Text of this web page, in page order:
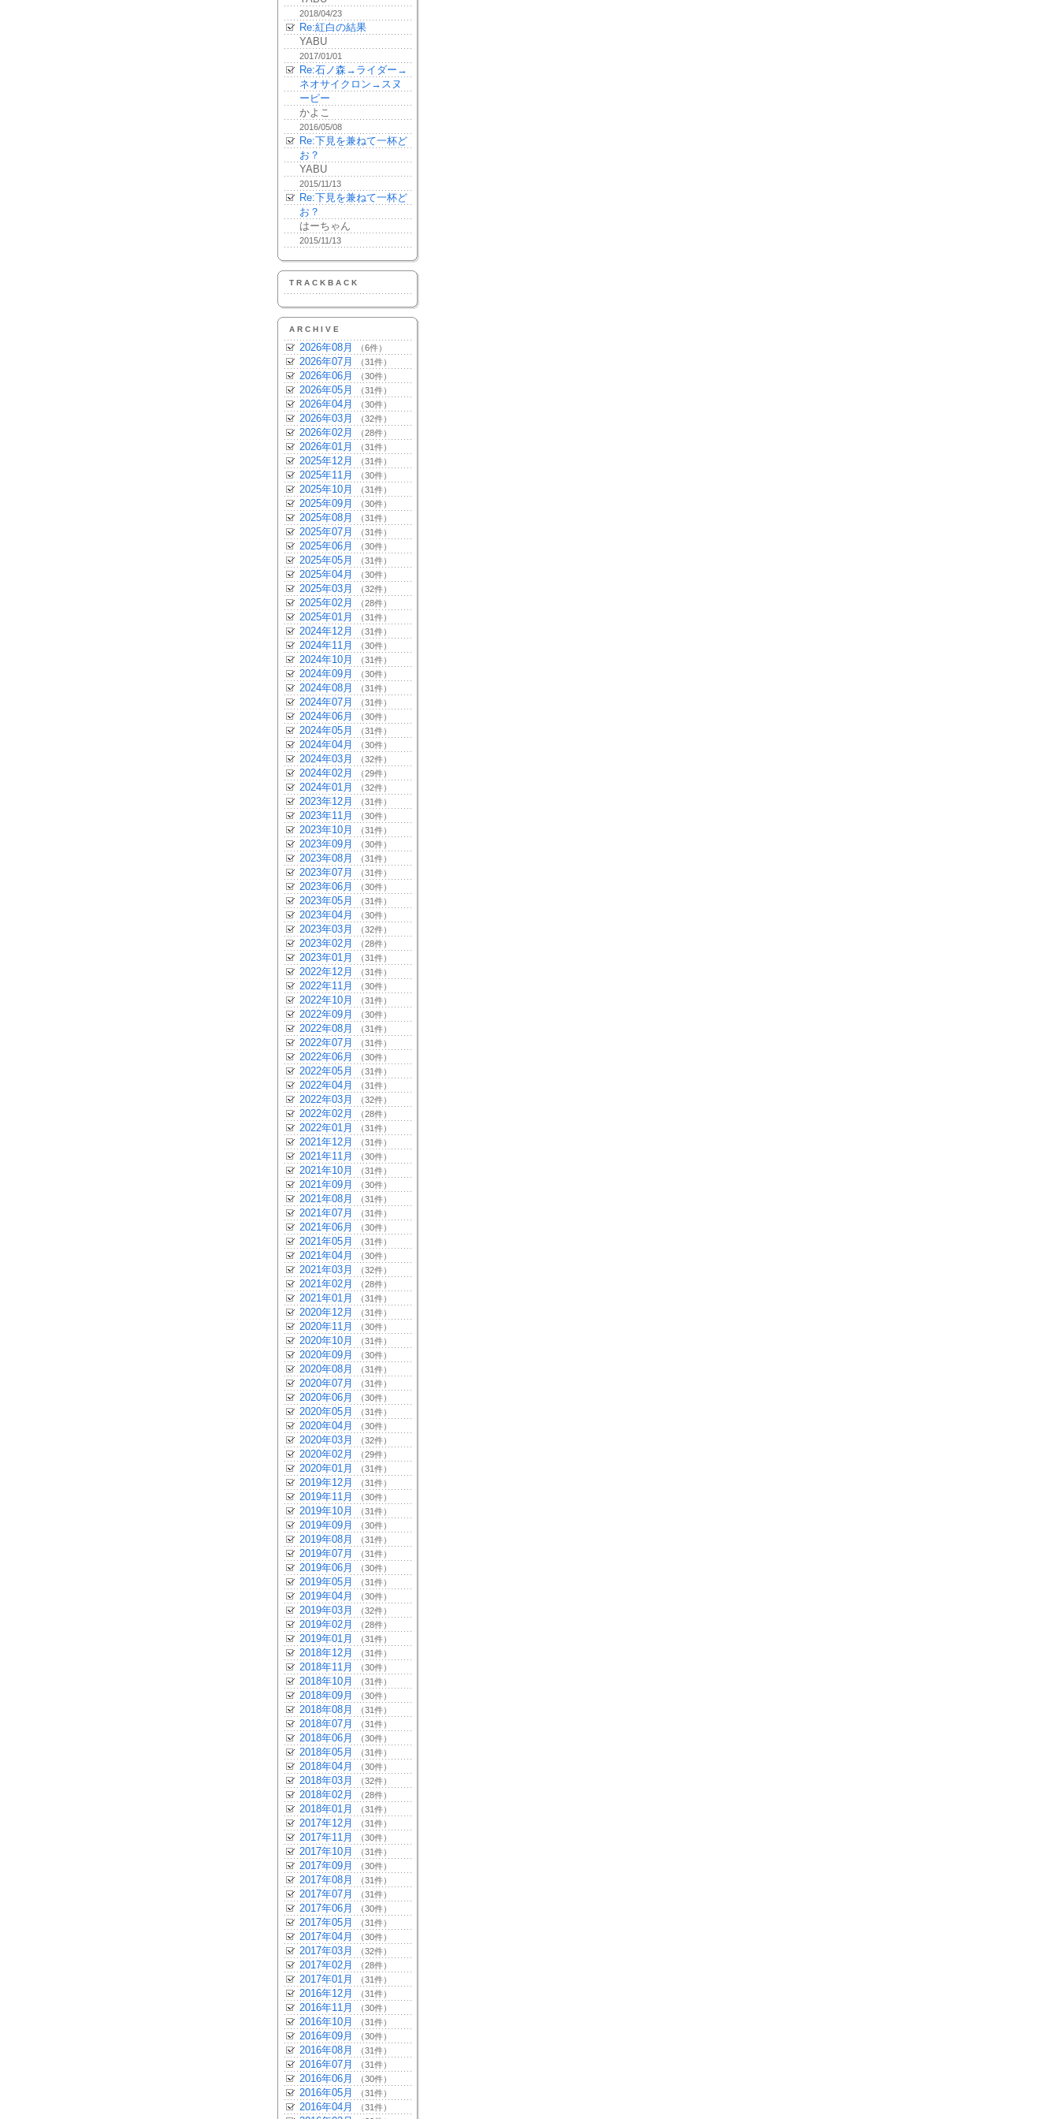
2018/04/23
Re:紅白の結果
YABU
2017/01/01
Re:石ノ森→ライダー→
ネオサイクロン→スヌ
ーピー
かよこ
2016/05/08
Re:下見を兼ねて一杯ど
お？
YABU
2015/11/13
Re:下見を兼ねて一杯ど
お？
はーちゃん
2015/11/13
TRACKBACK
ARCHIVE
2026年08月 （6件）
2026年07月 （31件）
2026年06月 （30件）
2026年05月 （31件）
2026年04月 （30件）
2026年03月 （32件）
2026年02月 （28件）
2026年01月 （31件）
2025年12月 （31件）
2025年11月 （30件）
2025年10月 （31件）
2025年09月 （30件）
2025年08月 （31件）
2025年07月 （31件）
2025年06月 （30件）
2025年05月 （31件）
2025年04月 （30件）
2025年03月 （32件）
2025年02月 （28件）
2025年01月 （31件）
2024年12月 （31件）
2024年11月 （30件）
2024年10月 （31件）
2024年09月 （30件）
2024年08月 （31件）
2024年07月 （31件）
2024年06月 （30件）
2024年05月 （31件）
2024年04月 （30件）
2024年03月 （32件）
2024年02月 （29件）
2024年01月 （32件）
2023年12月 （31件）
2023年11月 （30件）
2023年10月 （31件）
2023年09月 （30件）
2023年08月 （31件）
2023年07月 （31件）
2023年06月 （30件）
2023年05月 （31件）
2023年04月 （30件）
2023年03月 （32件）
2023年02月 （28件）
2023年01月 （31件）
2022年12月 （31件）
2022年11月 （30件）
2022年10月 （31件）
2022年09月 （30件）
2022年08月 （31件）
2022年07月 （31件）
2022年06月 （30件）
2022年05月 （31件）
2022年04月 （31件）
2022年03月 （32件）
2022年02月 （28件）
2022年01月 （31件）
2021年12月 （31件）
2021年11月 （30件）
2021年10月 （31件）
2021年09月 （30件）
2021年08月 （31件）
2021年07月 （31件）
2021年06月 （30件）
2021年05月 （31件）
2021年04月 （30件）
2021年03月 （32件）
2021年02月 （28件）
2021年01月 （31件）
2020年12月 （31件）
2020年11月 （30件）
2020年10月 （31件）
2020年09月 （30件）
2020年08月 （31件）
2020年07月 （31件）
2020年06月 （30件）
2020年05月 （31件）
2020年04月 （30件）
2020年03月 （32件）
2020年02月 （29件）
2020年01月 （31件）
2019年12月 （31件）
2019年11月 （30件）
2019年10月 （31件）
2019年09月 （30件）
2019年08月 （31件）
2019年07月 （31件）
2019年06月 （30件）
2019年05月 （31件）
2019年04月 （30件）
2019年03月 （32件）
2019年02月 （28件）
2019年01月 （31件）
2018年12月 （31件）
2018年11月 （30件）
2018年10月 （31件）
2018年09月 （30件）
2018年08月 （31件）
2018年07月 （31件）
2018年06月 （30件）
2018年05月 （31件）
2018年04月 （30件）
2018年03月 （32件）
2018年02月 （28件）
2018年01月 （31件）
2017年12月 （31件）
2017年11月 （30件）
2017年10月 （31件）
2017年09月 （30件）
2017年08月 （31件）
2017年07月 （31件）
2017年06月 （30件）
2017年05月 （31件）
2017年04月 （30件）
2017年03月 （32件）
2017年02月 （28件）
2017年01月 （31件）
2016年12月 （31件）
2016年11月 （30件）
2016年10月 （31件）
2016年09月 （30件）
2016年08月 （31件）
2016年07月 （31件）
2016年06月 （30件）
2016年05月 （31件）
2016年04月 （31件）